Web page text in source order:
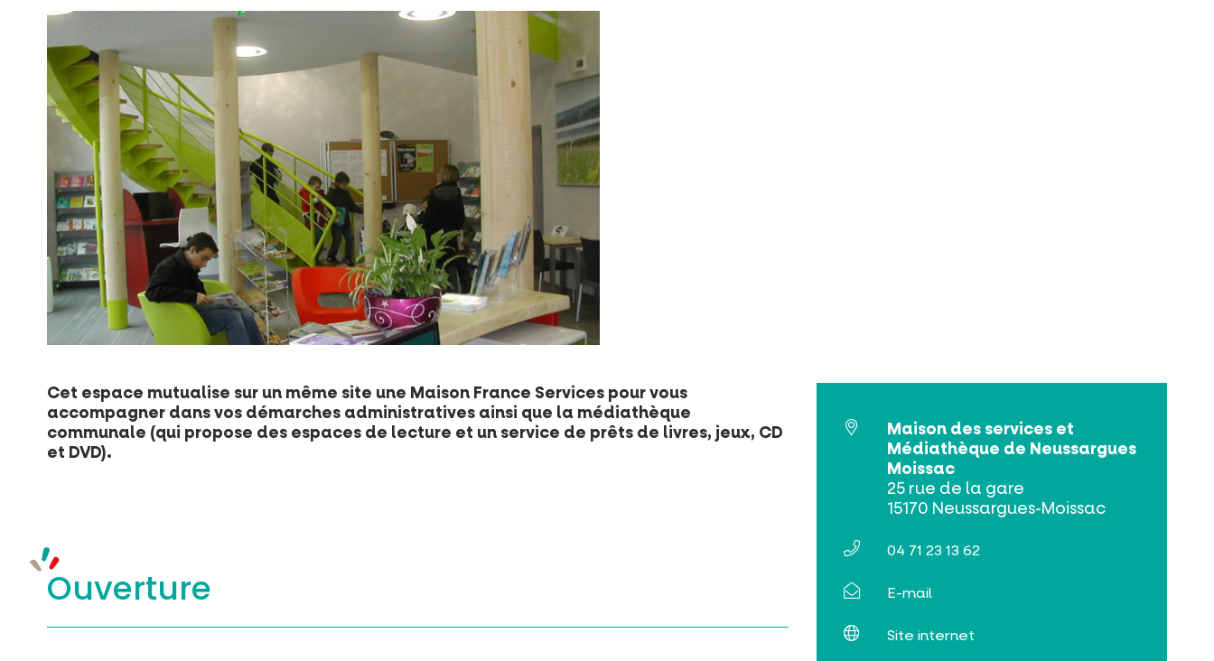
Cet espace mutualise sur un même site une Maison France Services pour vous
accompagner dans vos démarches administratives ainsi que la médiathèque
communale (qui propose des espaces de lecture et un service de prêts de livres, jeux, CD
et DVD).
Ouverture
Maison des services et
Médiathèque de Neussargues
Moissac
25 rue de la gare
15170 Neussargues-Moissac
04 71 23 13 62
E-mail
Site internet